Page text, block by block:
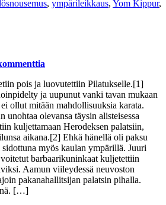
, ympärileikkaus, Yom Kippur,
pois ja luovutettiin Pilatukselle.[1]
ja uupunut vanki tavan mukaan
ollut mitään mahdollisuuksia karata.
unohtaa olevansa täysin alisteisessa
kuljettamaan Herodeksen palatsiin,
aikana.[2] Ehkä hänellä oli paksu
myös kaulan ympärillä. Juuri
barbaarikuninkaat kuljetettiin
Aamun viileydessä neuvoston
pakanahallitsijan palatsin pihalla.
[…]